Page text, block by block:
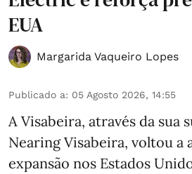
EUA
Margarida Vaqueiro Lopes
Publicado a: 05 Agosto 2026, 14:55
A Visabeira, através da sua
Nearing Visabeira, voltou a
expansão nos Estados